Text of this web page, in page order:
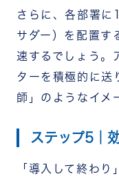
さらに、各部署に
サダー）を配置す
速するでしょう。
ターを積極的に送
師」のようなイメ
ステップ5｜
「導入して終わり